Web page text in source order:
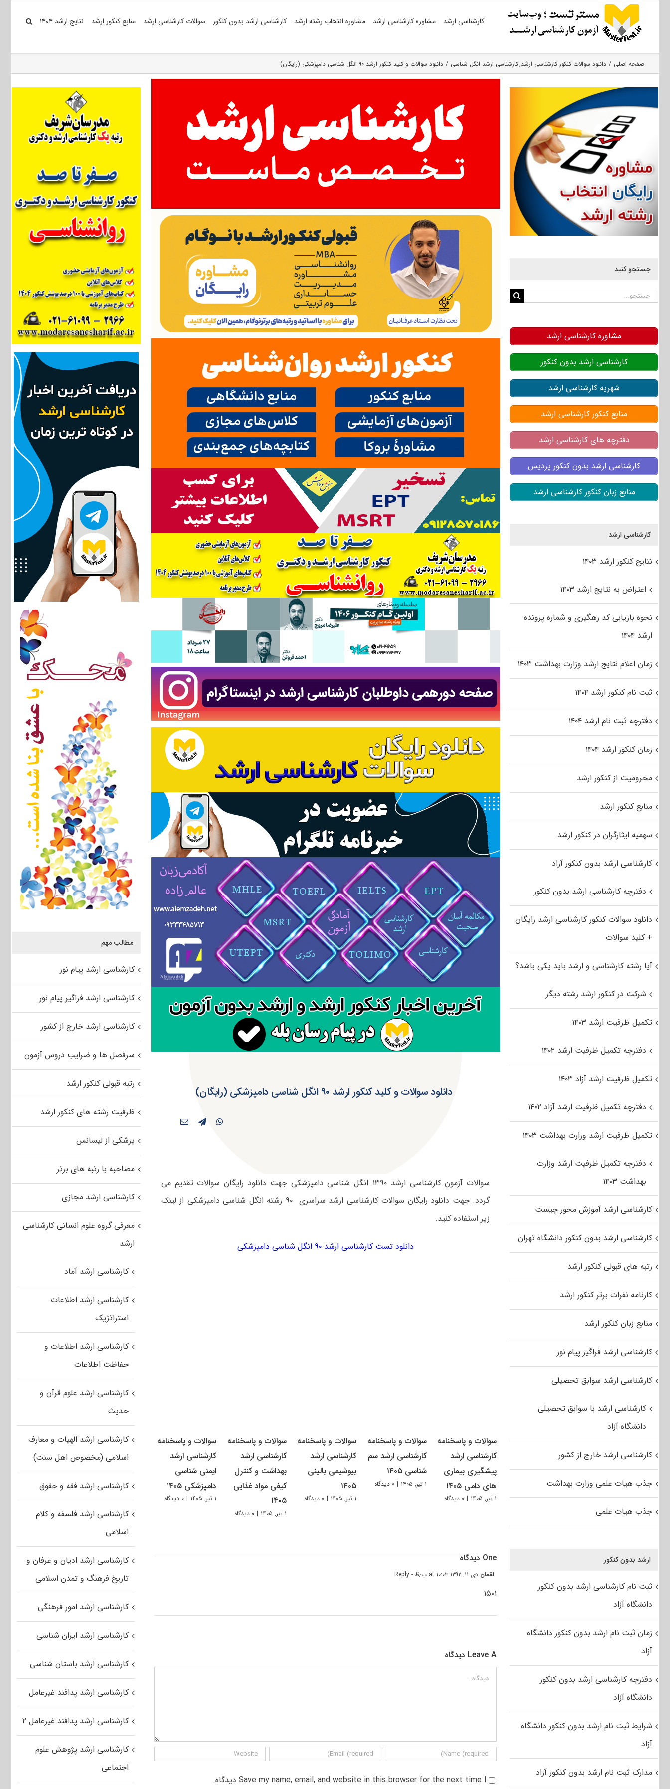
کارشناسی ارشد مشاوره کارشناسی ارشد مشاوره انتخاب رشته ارشد کارشناسی ارشد بدون کنکور سوالات کارشناسی ارشد منابع کنکور ارشد نتایج ارشد ۱۴۰۴
صفحه اصلی دانلود سوالات کنکور کارشناسی ارشد کارشناسی ارشد انگل شناسی دانلود سوالات و کلید کنکور ارشد ۹۰ انگل شناسی دامپزشکی (رایگان)
دانلود سوالات و کلید کنکور ارشد ۹۰ انگل شناسی دامپزشکی (رایگان)
سوالات آزمون کارشناسی ارشد ۱۳۹۰ انگل شناسی دامپزشکی جهت دانلود رایگان سوالات تقدیم می
گردد. جهت دانلود رایگان سوالات کارشناسی ارشد سراسری ۹۰ رشته انگل شناسی دامپزشکی از لینک
زیر استفاده کنید.
دانلود تست کارشناسی ارشد ۹۰ انگل شناسی دامپزشکی
سوالات و پاسخنامه
کارشناسی ارشد
پیشگیری بیماری
های دامی ۱۴۰۵
۱ تیر, ۱۴۰۵ | ۰ دیدگاه
سوالات و پاسخنامه
کارشناسی ارشد سم
شناسی ۱۴۰۵
۱ تیر, ۱۴۰۵ | ۰ دیدگاه
سوالات و پاسخنامه
کارشناسی ارشد
بیوشیمی بالینی
۱۴۰۵
۱ تیر, ۱۴۰۵ | ۰ دیدگاه
سوالات و پاسخنامه
کارشناسی ارشد
بهداشت و کنترل
کیفی مواد غذایی
۱۴۰۵
۱ تیر, ۱۴۰۵ | ۰ دیدگاه
سوالات و پاسخنامه
کارشناسی ارشد
ایمنی شناسی
دامپزشکی ۱۴۰۵
۱ تیر, ۱۴۰۵ | ۰ دیدگاه
One دیدگاه
لقمان دی ۱۱, ۱۳۹۲ at ۱۰:۰۳ ب٫ظ - Reply
۱۵۰۱
Leave A دیدگاه
دیدگاه
Save my name, email, and website in this browser for the next time I دیدگاه.
مطالب مهم
کارشناسی ارشد پیام نور
کارشناسی ارشد فراگیر پیام نور
کارشناسی ارشد خارج از کشور
سرفصل ها و ضرایب دروس آزمون
رتبه قبولی کنکور ارشد
ظرفیت رشته های کنکور ارشد
پزشکی از لیسانس
مصاحبه با رتبه های برتر
کارشناسی ارشد مجازی
معرفی گروه علوم انسانی کارشناسی
ارشد
کارشناسی ارشد آماد
کارشناسی ارشد اطلاعات
استراتژیک
کارشناسی ارشد اطلاعات و
حفاظت اطلاعات
کارشناسی ارشد علوم قرآن و
حدیث
کارشناسی ارشد الهیات و معارف
اسلامی (مخصوص اهل سنت)
کارشناسی ارشد فقه و حقوق
کارشناسی ارشد فلسفه و کلام
اسلامی
کارشناسی ارشد ادیان و عرفان و
تاریخ فرهنگ و تمدن اسلامی
کارشناسی ارشد امور فرهنگی
کارشناسی ارشد ایران شناسی
کارشناسی ارشد باستان شناسی
کارشناسی ارشد پدافند غیرعامل
کارشناسی ارشد پدافند غیرعامل ۲
کارشناسی ارشد پژوهش علوم
اجتماعی
جستجو کنید
جستجو
مشاوره کارشناسی ارشد
کارشناسی ارشد بدون کنکور
شهریه کارشناسی ارشد
منابع کنکور کارشناسی ارشد
دفترچه های کارشناسی ارشد
کارشناسی ارشد بدون کنکور پردیس
منابع زبان کنکور کارشناسی ارشد
کارشناسی ارشد
نتایج کنکور ارشد ۱۴۰۳
اعتراض به نتایج ارشد ۱۴۰۳
نحوه بازیابی کد رهگیری و شماره پرونده
ارشد ۱۴۰۴
زمان اعلام نتایج ارشد وزارت بهداشت ۱۴۰۳
ثبت نام کنکور ارشد ۱۴۰۴
دفترچه ثبت نام ارشد ۱۴۰۴
زمان کنکور ارشد ۱۴۰۴
محرومیت از کنکور ارشد
منابع کنکور ارشد
سهمیه ایثارگران در کنکور ارشد
کارشناسی ارشد بدون کنکور آزاد
دفترچه کارشناسی ارشد بدون کنکور
دانلود سوالات کنکور کارشناسی ارشد رایگان
+ کلید سوالات
آیا رشته کارشناسی و ارشد باید یکی باشد؟
شرکت در کنکور ارشد رشته دیگر
تکمیل ظرفیت ارشد ۱۴۰۳
دفترچه تکمیل ظرفیت ارشد ۱۴۰۲
تکمیل ظرفیت ارشد آزاد ۱۴۰۳
دفترچه تکمیل ظرفیت ارشد آزاد ۱۴۰۲
تکمیل ظرفیت ارشد وزارت بهداشت ۱۴۰۳
دفترچه تکمیل ظرفیت ارشد وزارت
بهداشت ۱۴۰۳
کارشناسی ارشد آموزش محور چیست
کارشناسی ارشد بدون کنکور دانشگاه تهران
رتبه های قبولی کنکور ارشد
کارنامه نفرات برتر کنکور ارشد
منابع زبان کنکور ارشد
کارشناسی ارشد فراگیر پیام نور
کارشناسی ارشد سوابق تحصیلی
کارشناسی ارشد با سوابق تحصیلی
دانشگاه آزاد
کارشناسی ارشد خارج از کشور
جذب هیات علمی وزارت بهداشت
جذب هیات علمی
ارشد بدون کنکور
ثبت نام کارشناسی ارشد بدون کنکور
دانشگاه آزاد
زمان ثبت نام ارشد بدون کنکور دانشگاه
آزاد
دفترچه کارشناسی ارشد بدون کنکور
دانشگاه آزاد
شرایط ثبت نام ارشد بدون کنکور دانشگاه
آزاد
مدارک ثبت نام ارشد بدون کنکور آزاد